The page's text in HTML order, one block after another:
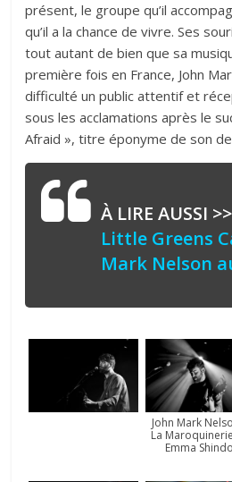
présent, le groupe qu’il
qu’il a la chance de vivre. Ses
tout autant de bien que sa
première fois en France, John
difficulté un public attentif et
sous les acclamations après le
Afraid », titre éponyme de son
À LIRE AUSSI >>
Little Greens
Mark Nelson
John Mark
La
Emma Shindo